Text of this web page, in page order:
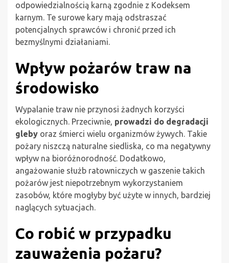
odpowiedzialnością karną zgodnie z Kodeksem
karnym. Te surowe kary mają odstraszać
potencjalnych sprawców i chronić przed ich
bezmyślnymi działaniami.
Wpływ pożarów traw na
środowisko
Wypalanie traw nie przynosi żadnych korzyści
ekologicznych. Przeciwnie, prowadzi do degradacji
gleby oraz śmierci wielu organizmów żywych. Takie
pożary niszczą naturalne siedliska, co ma negatywny
wpływ na bioróżnorodność. Dodatkowo,
angażowanie służb ratowniczych w gaszenie takich
pożarów jest niepotrzebnym wykorzystaniem
zasobów, które mogłyby być użyte w innych, bardziej
naglących sytuacjach.
Co robić w przypadku
zauważenia pożaru?